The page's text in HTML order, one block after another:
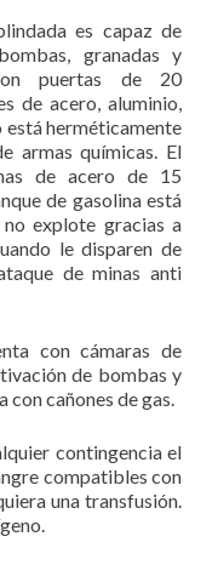
es capaz de
granadas y
puertas de 20
de acero, aluminio,
está herméticamente
armas químicas. El
de acero de 15
de gasolina está
no explote gracias a
le disparen de
de minas anti
con cámaras de
de bombas y
con cañones de gas.
contingencia el
compatibles con
una transfusión.